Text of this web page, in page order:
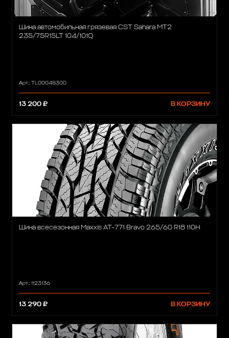
Шина автомобильная грязевая CST Sahara MT2
235/75R15LT 104/101Q
Арт.: TL00048300
13 200 ₽ В КОРЗИНУ
Шина всесезонная Maxxis AT-771 Bravo 265/60 R18 110H
Арт.: 1123136
13 290 ₽ В КОРЗИНУ